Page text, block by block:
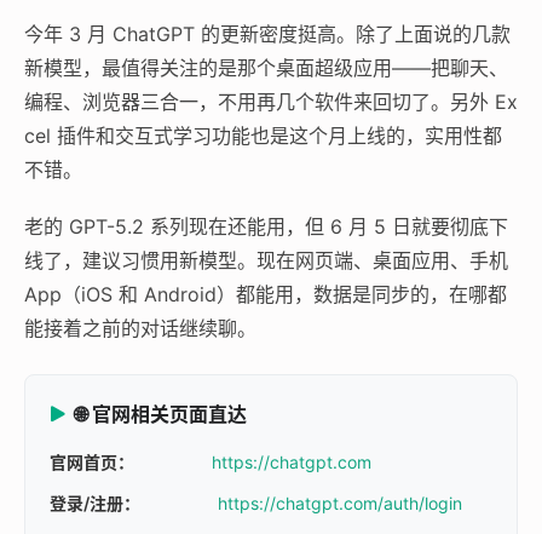
今年 3 月 ChatGPT 的更新密度挺高。除了上面说的几款
新模型，最值得关注的是那个桌面超级应用——把聊天、
编程、浏览器三合一，不用再几个软件来回切了。另外 Ex
cel 插件和交互式学习功能也是这个月上线的，实用性都
不错。
老的 GPT-5.2 系列现在还能用，但 6 月 5 日就要彻底下
线了，建议习惯用新模型。现在网页端、桌面应用、手机
App（iOS 和 Android）都能用，数据是同步的，在哪都
能接着之前的对话继续聊。
🌐 官网相关页面直达
官网首页：
https://chatgpt.com
登录/注册：
https://chatgpt.com/auth/login